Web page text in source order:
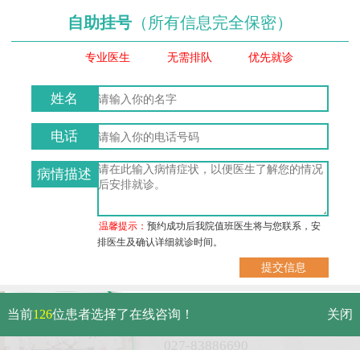
自助挂号 （所有信息完全保密）
专业医生 无需排队 优先就诊
姓名
电话
病情描述
温馨提示：预约成功后我院值班医生将与您联系，安
排医生及确认详细就诊时间。
武汉市硚口区解放大道479号
免费电话：
当前126位患者选择了在线咨询！ 关闭